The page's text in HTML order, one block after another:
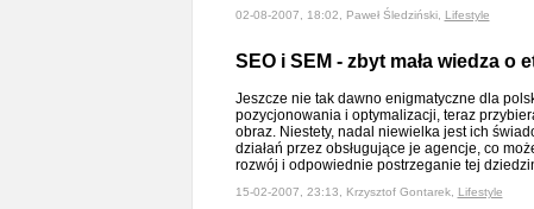
02-08-2007, 18:02, Paweł Śledziński, Lifestyle
SEO i SEM - zbyt mała wiedza o
Jeszcze nie tak dawno enigmatyczne dla
pozycjonowania i optymalizacji, teraz
obraz. Niestety, nadal niewielka jest ich
działań przez obsługujące je agencje, co
rozwój i odpowiednie postrzeganie tej
15-02-2007, 23:13, Krzysztof Gontarek, Lifestyle